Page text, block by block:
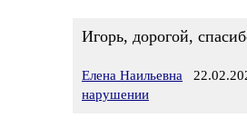
Игорь, дорогой,
Елена Наильевна
нарушении